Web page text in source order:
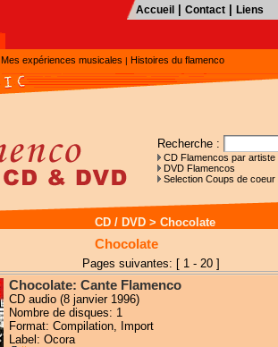
Accueil Contact Liens
Mes expériences musicales | Histoires du flamenco
Recherche :
CD Flamencos par artiste
DVD Flamencos
Selection Coups de coeur
CD / DVD > Chocolate
Chocolate
Pages suivantes: [ 1 - 20 ]
Chocolate: Cante Flamenco
CD audio (8 janvier 1996)
Nombre de disques: 1
Format: Compilation, Import
Label: Ocora